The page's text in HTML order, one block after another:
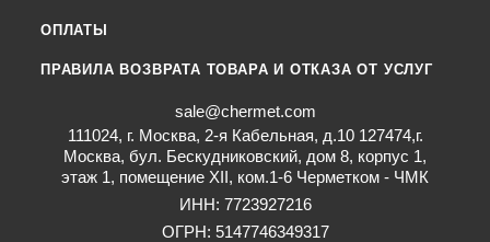
ОПЛАТЫ
ПРАВИЛА ВОЗВРАТА ТОВАРА И ОТКАЗА ОТ УСЛУГ
sale@chermet.com
111024, г. Москва, 2-я Кабельная, д.10 127474,г.
Москва, бул. Бескудниковский, дом 8, корпус 1,
этаж 1, помещение XII, ком.1-6 Черметком - ЧМК
ИНН: 7723927216
ОГРН: 5147746349317